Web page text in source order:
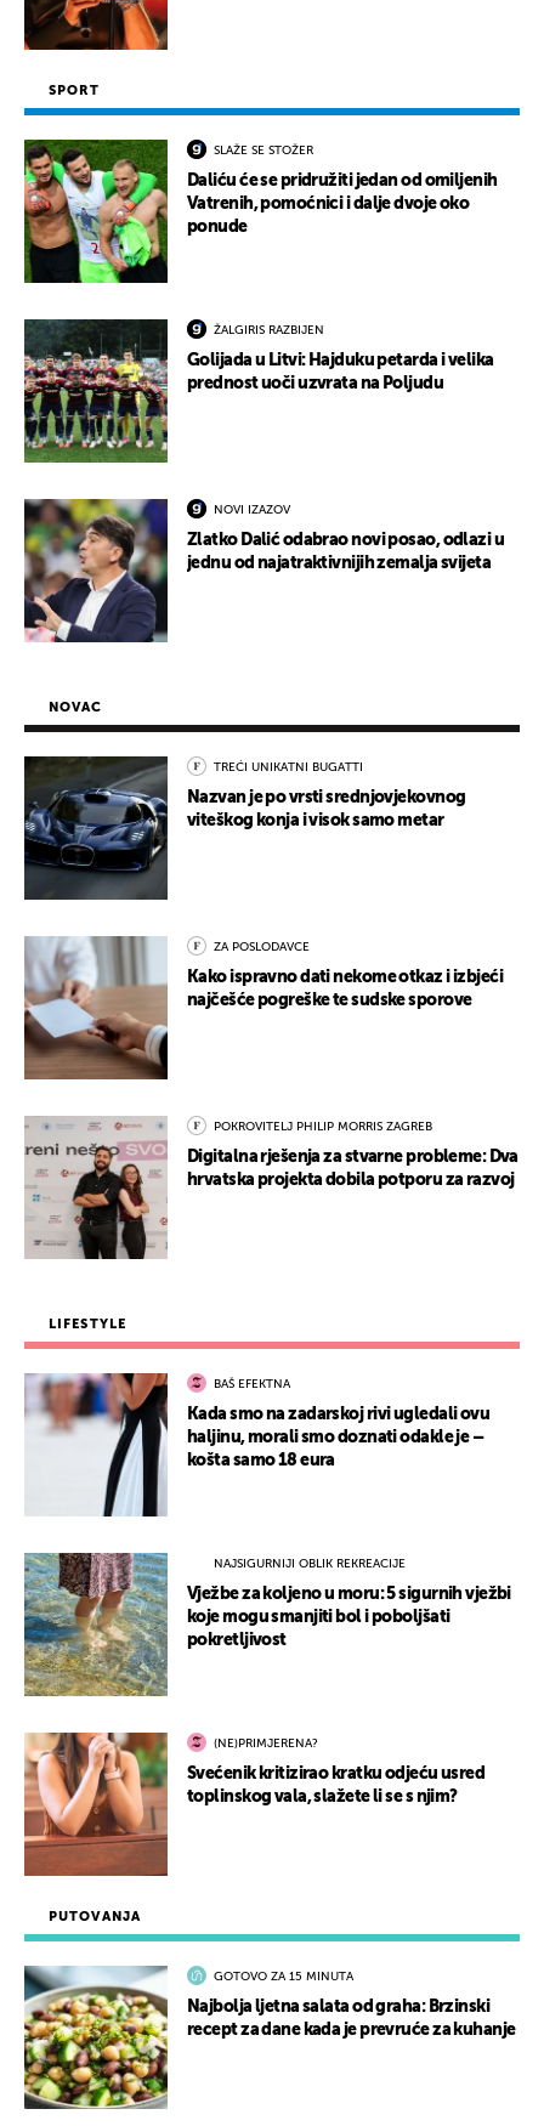
SPORT
SLAŽE SE STOŽER
Daliću će se pridružiti jedan od omiljenih
Vatrenih, pomoćnici i dalje dvoje oko
ponude
ŽALGIRIS RAZBIJEN
Golijada u Litvi: Hajduku petarda i velika
prednost uoči uzvrata na Poljudu
NOVI IZAZOV
Zlatko Dalić odabrao novi posao, odlazi u
jednu od najatraktivnijih zemalja svijeta
PUTOVANJA
GOTOVO ZA 15 MINUTA
Najbolja ljetna salata od graha: Brzinski
recept za dane kada je prevruće za kuhanje
NOVAC
TREĆI UNIKATNI BUGATTI
Nazvan je po vrsti srednjovjekovnog
viteškog konja i visok samo metar
ZA POSLODAVCE
Kako ispravno dati nekome otkaz i izbjeći
najčešće pogreške te sudske sporove
POKROVITELJ PHILIP MORRIS ZAGREB
Digitalna rješenja za stvarne probleme: Dva
hrvatska projekta dobila potporu za razvoj
LIFESTYLE
BAŠ EFEKTNA
Kada smo na zadarskoj rivi ugledali ovu
haljinu, morali smo doznati odakle je –
košta samo 18 eura
NAJSIGURNIJI OBLIK REKREACIJE
Vježbe za koljeno u moru: 5 sigurnih vježbi
koje mogu smanjiti bol i poboljšati
pokretljivost
(NE)PRIMJERENA?
Svećenik kritizirao kratku odjeću usred
toplinskog vala, slažete li se s njim?